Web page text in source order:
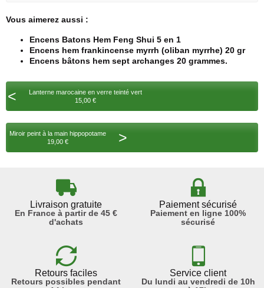
Vous aimerez aussi :
Encens Batons Hem Feng Shui 5 en 1
Encens hem frankincense myrrh (oliban myrrhe) 20 gr
Encens bâtons hem sept archanges 20 grammes.
<
Lanterne marocaine en verre teinté vert
15,00 €
Miroir peint à la main hippopotame
19,00 €
>
Livraison gratuite
En France à partir de 45 €
d'achats
Paiement sécurisé
Paiement en ligne 100%
sécurisé
Retours faciles
Retours possibles pendant
Service client
Du lundi au vendredi de 10h